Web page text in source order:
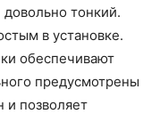
тонкий.
в установке.
обеспечивают
предусмотрены
и позволяет